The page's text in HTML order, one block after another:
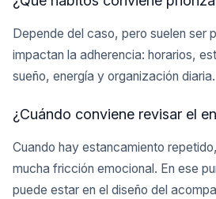
Depende del caso, pero suelen ser
impactan la adherencia: horarios,
sueño, energía y organización diaria.
¿Cuándo conviene revisar el
Cuando hay estancamiento
mucha fricción emocional. En ese
puede estar en el diseño del